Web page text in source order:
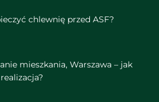
chlewnię przed ASF?
mieszkania, Warszawa – jak